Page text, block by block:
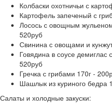
Колбаски охотничьи с
Картофель запеченый с
Лосось с овощным
520руб
Свинина с овощами и
Говядина в соусе
520руб
Гречка с грибами 170г -
Шашлык из куриного бедра
Салаты и холодные закуски: